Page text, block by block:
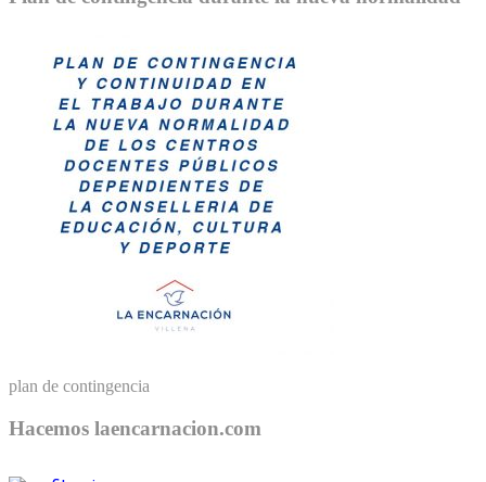
plan de contingencia
Hacemos laencarnacion.com